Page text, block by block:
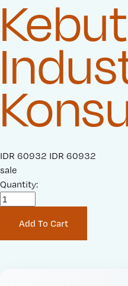
S
a
l
e
i
IDR 60932 O
n
a
IDR 60932
sale
Quantity:
Add To Cart